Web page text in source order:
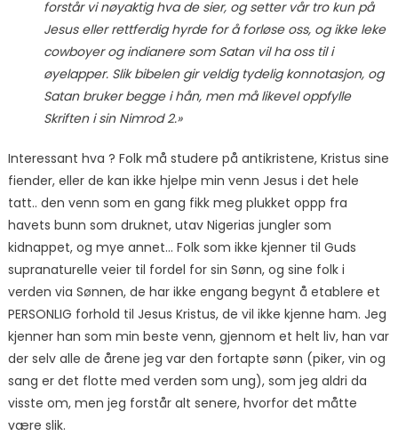
forstår vi nøyaktig hva de sier, og setter vår tro kun på
Jesus eller rettferdig hyrde for å forløse oss, og ikke leke
cowboyer og indianere som Satan vil ha oss til i
øyelapper. Slik bibelen gir veldig tydelig konnotasjon, og
Satan bruker begge i hån, men må likevel oppfylle
Skriften i sin Nimrod 2.»
Interessant hva ? Folk må studere på antikristene, Kristus sine
fiender, eller de kan ikke hjelpe min venn Jesus i det hele
tatt.. den venn som en gang fikk meg plukket oppp fra
havets bunn som druknet, utav Nigerias jungler som
kidnappet, og mye annet… Folk som ikke kjenner til Guds
supranaturelle veier til fordel for sin Sønn, og sine folk i
verden via Sønnen, de har ikke engang begynt å etablere et
PERSONLIG forhold til Jesus Kristus, de vil ikke kjenne ham. Jeg
kjenner han som min beste venn, gjennom et helt liv, han var
der selv alle de årene jeg var den fortapte sønn (piker, vin og
sang er det flotte med verden som ung), som jeg aldri da
visste om, men jeg forstår alt senere, hvorfor det måtte
være slik.